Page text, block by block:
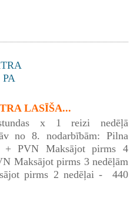
LASĪŠA...
x 1 reizi nedēļā
no 8. nodarbībām: Pilna
+ PVN Maksājot pirms 4
Maksājot pirms 3 nedēļām
pirms 2 nedēļai - 440